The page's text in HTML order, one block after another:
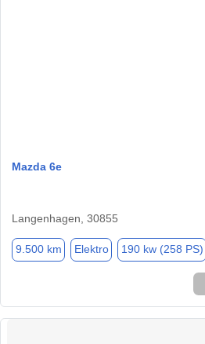
Mazda 6e
Langenhagen, 30855
9.500 km Elektro 190 kw (258 PS)